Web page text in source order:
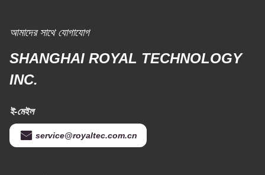
আমাদের সাথে যোগাযোগ
SHANGHAI ROYAL TECHNOLOGY
INC.
ই-মেইল
service@royaltec.com.cn